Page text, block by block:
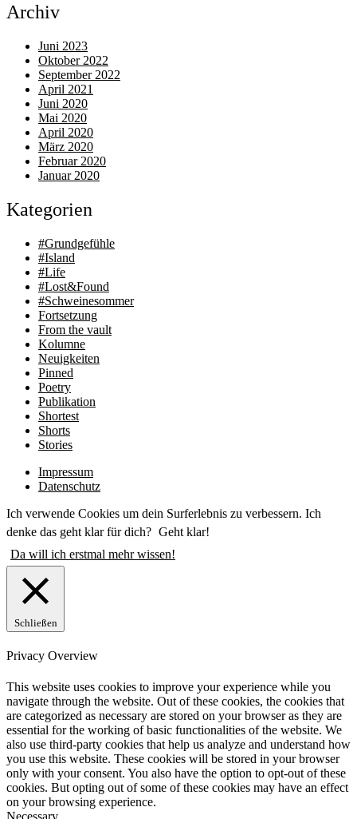
Archiv
Juni 2023
Oktober 2022
September 2022
April 2021
Juni 2020
Mai 2020
April 2020
März 2020
Februar 2020
Januar 2020
Kategorien
#Grundgefühle
#Island
#Life
#Lost&Found
#Schweinesommer
Fortsetzung
From the vault
Kolumne
Neuigkeiten
Pinned
Poetry
Publikation
Shortest
Shorts
Stories
Impressum
Datenschutz
Ich verwende Cookies um dein Surferlebnis zu verbessern. Ich
denke das geht klar für dich? Geht klar!
Da will ich erstmal mehr wissen!
Schließen
Privacy Overview
This website uses cookies to improve your experience while you
navigate through the website. Out of these cookies, the cookies that
are categorized as necessary are stored on your browser as they are
essential for the working of basic functionalities of the website. We
also use third-party cookies that help us analyze and understand how
you use this website. These cookies will be stored in your browser
only with your consent. You also have the option to opt-out of these
cookies. But opting out of some of these cookies may have an effect
on your browsing experience.